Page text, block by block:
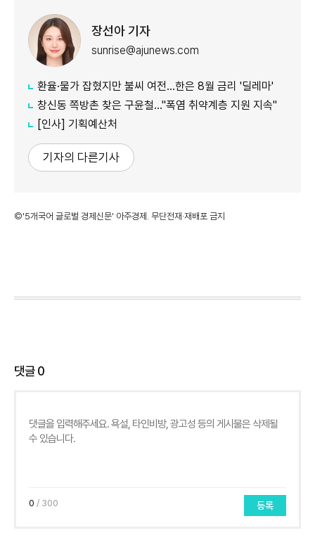
장선아 기자
sunrise@ajunews.com
환율·물가 잡혔지만 불씨 여전...한은 8월 금리 '딜레마'
창신동 쪽방촌 찾은 구윤철…"폭염 취약계층 지원 지속"
[인사] 기획예산처
기자의 다른기사
©'5개국어 글로벌 경제신문' 아주경제. 무단전재·재배포 금지
댓글0
0 / 300 등록